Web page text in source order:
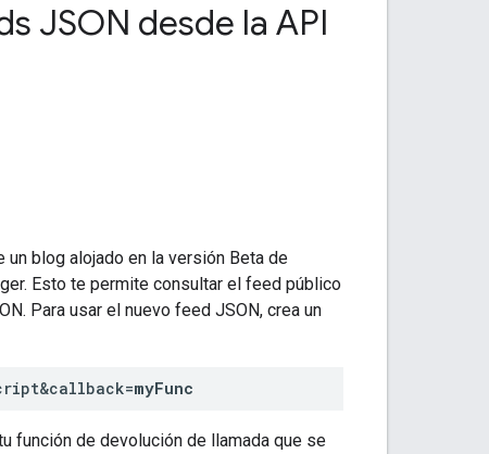
JSON desde la API
un blog alojado en la versión Beta de
Esto te permite consultar el feed público
Para usar el nuevo feed JSON, crea un
myFunc
función de devolución de llamada que se